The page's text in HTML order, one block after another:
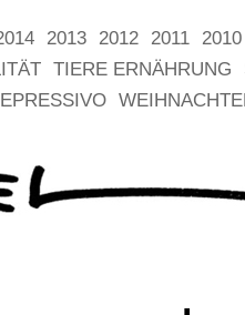
2013 2012 2011 2010
TIERE ERNÄHRUNG